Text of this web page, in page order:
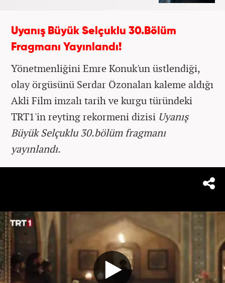
Uyanış Büyük Selçuklu 30.Bölüm
Fragmanı Yayınlandı!
Yönetmenliğini Emre Konuk'un üstlendiği,
olay örgüsünü Serdar Özonalan kaleme aldığı
Akli Film imzalı tarih ve kurgu türündeki
TRT1'in reyting rekormeni dizisi Uyanış
Büyük Selçuklu 30.bölüm fragmanı
yayınlandı.